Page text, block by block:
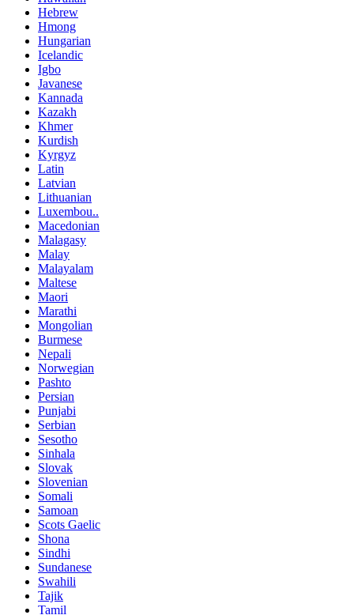
Hebrew
Hmong
Hungarian
Icelandic
Igbo
Javanese
Kannada
Kazakh
Khmer
Kurdish
Kyrgyz
Latin
Latvian
Lithuanian
Luxembou..
Macedonian
Malagasy
Malay
Malayalam
Maltese
Maori
Marathi
Mongolian
Burmese
Nepali
Norwegian
Pashto
Persian
Punjabi
Serbian
Sesotho
Sinhala
Slovak
Slovenian
Somali
Samoan
Scots Gaelic
Shona
Sindhi
Sundanese
Swahili
Tajik
Tamil